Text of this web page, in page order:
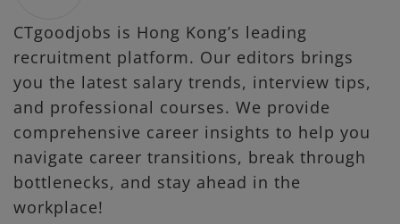
CTgoodjobs is Hong Kong’s leading
recruitment platform. Our editors brings
you the latest salary trends, interview tips,
and professional courses. We provide
comprehensive career insights to help you
navigate career transitions, break through
bottlenecks, and stay ahead in the
workplace!